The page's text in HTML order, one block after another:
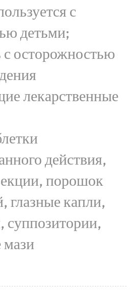
с
детьми;
с осторожностью
лекарственные
действия,
порошок
глазные капли,
мази